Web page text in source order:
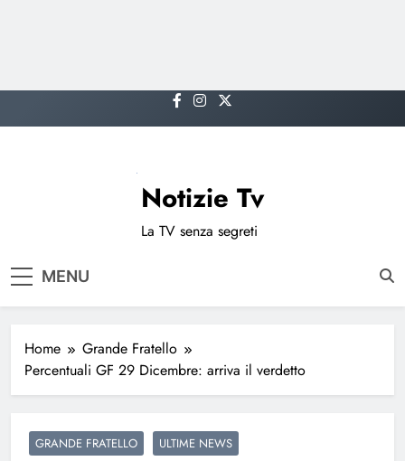
to
Notizie Tv
La TV senza segreti
MENU
Home
Grande Fratello
Percentuali GF 29 Dicembre: arriva il verdetto
GRANDE FRATELLO ULTIME NEWS